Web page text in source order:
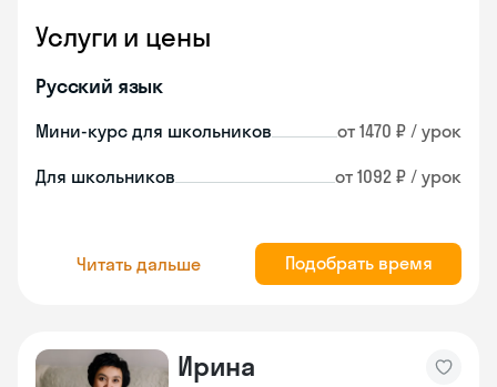
Услуги и цены
Русский язык
Мини-курс для школьников от 1470 ₽ / урок
Для школьников от 1092 ₽ / урок
Читать дальше Подобрать время
Ирина